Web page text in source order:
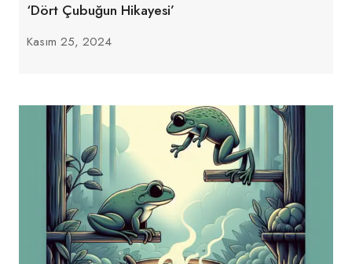
‘Dört Çubuğun Hikayesi’
Kasım 25, 2024